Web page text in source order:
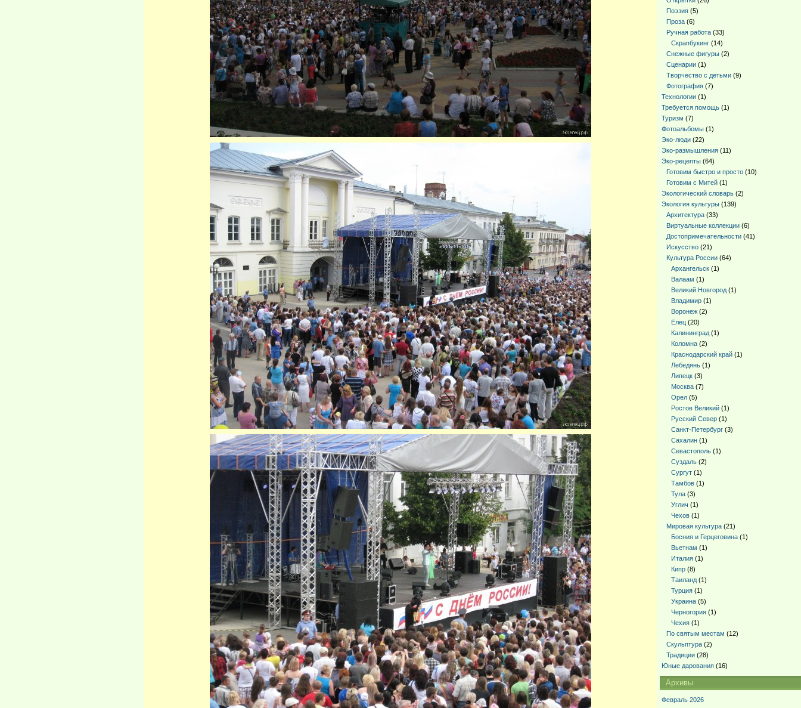
Поэзия(5)
Проза(6)
Ручная работа(33)
Скрапбукинг(14)
Снежные фигуры(2)
Сценарии(1)
Творчество с детьми(9)
Фотография(7)
Технологии(1)
Требуется помощь(1)
Туризм (7)
Фотоальбомы(1)
Эко-люди(22)
Эко-размышления(11)
Эко-рецепты(64)
Готовим быстро и просто(10)
Готовим с Митей(1)
Экологический словарь(2)
Экология культуры(139)
Архитектура(33)
Виртуальные коллекции(6)
Достопримечательности(41)
Искусство(21)
Культура России(64)
Архангельск(1)
Валаам (1)
Великий Новгород(1)
Владимир(1)
Воронеж(2)
Елец(20)
Калининград(1)
Коломна(2)
Краснодарский край(1)
Лебедянь(1)
Липецк(3)
Москва(7)
Орел(5)
Ростов Великий(1)
Русский Север(1)
Санкт-Петербург(3)
Сахалин(1)
Севастополь(1)
Суздаль(2)
Сургут(1)
Тамбов(1)
Тула(3)
Углич (1)
Чехов(1)
Мировая культура(21)
Босния и Герцеговина(1)
Вьетнам (1)
Италия(1)
Кипр(8)
Таиланд(1)
Турция(1)
Украина(5)
Черногория(1)
Чехия(1)
По святым местам (12)
Скульптура(2)
Традиции(28)
Юные дарования(16)
Архивы
Февраль 2026